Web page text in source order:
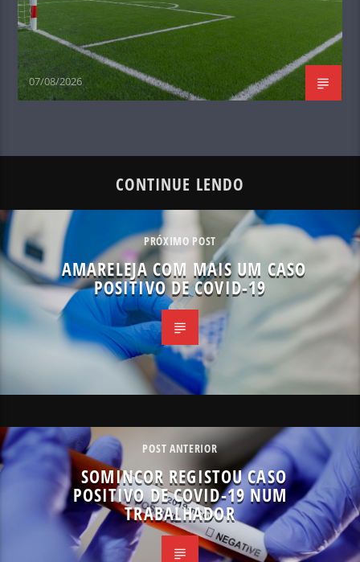
07/08/2026
CONTINUE LENDO
PRÓXIMO POST
AMARELEJA COM MAIS UM CASO
POSITIVO DE COVID-19
POST ANTERIOR
SOMINCOR REGISTOU CASO
POSITIVO DE COVID-19 NUM
TRABALHADOR